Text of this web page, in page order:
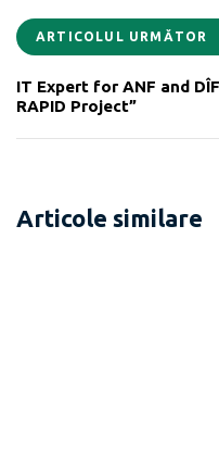
ARTICOLUL URMĂTOR
IT Expert for ANF and
RAPID Project”
Articole similare